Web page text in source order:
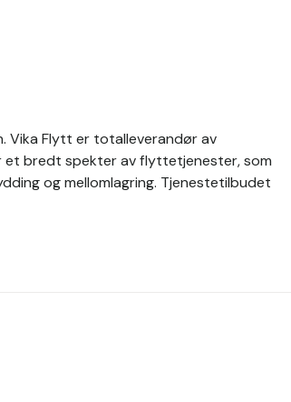
Vika Flytt er totalleverandør av
bredt spekter av flyttetjenester, som
og mellomlagring. Tjenestetilbudet